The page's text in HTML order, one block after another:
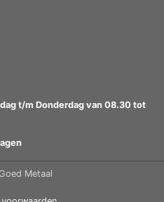
t/m Donderdag van 08.30 tot
Metaal